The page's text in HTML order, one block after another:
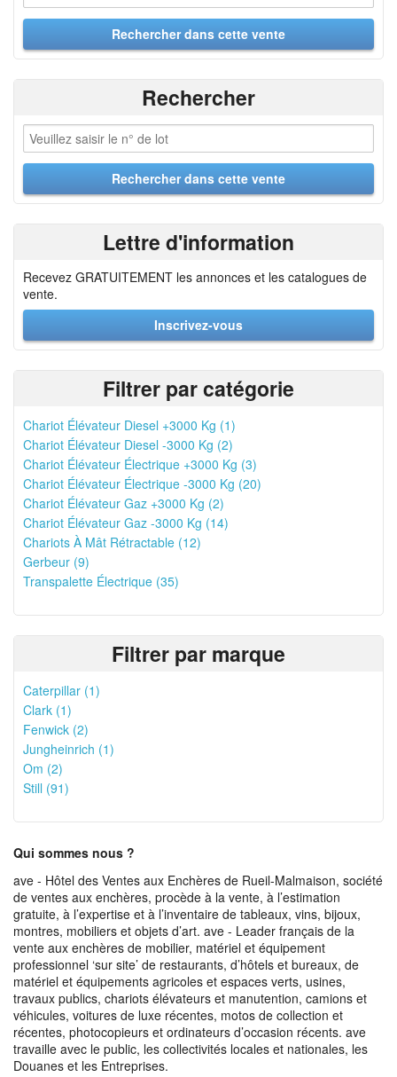
Rechercher
Lettre d'information
Recevez GRATUITEMENT les annonces et les catalogues de
vente.
Inscrivez-vous
Filtrer par catégorie
Chariot Élévateur Diesel +3000 Kg (1)
Chariot Élévateur Diesel -3000 Kg (2)
Chariot Élévateur Électrique +3000 Kg (3)
Chariot Élévateur Électrique -3000 Kg (20)
Chariot Élévateur Gaz +3000 Kg (2)
Chariot Élévateur Gaz -3000 Kg (14)
Chariots À Mât Rétractable (12)
Gerbeur (9)
Transpalette Électrique (35)
Filtrer par marque
Caterpillar (1)
Clark (1)
Fenwick (2)
Jungheinrich (1)
Om (2)
Still (91)
Qui sommes nous ?
ave - Hôtel des Ventes aux Enchères de Rueil-Malmaison, société
de ventes aux enchères, procède à la vente, à l’estimation
gratuite, à l’expertise et à l’inventaire de tableaux, vins, bijoux,
montres, mobiliers et objets d’art. ave - Leader français de la
vente aux enchères de mobilier, matériel et équipement
professionnel ‘sur site’ de restaurants, d’hôtels et bureaux, de
matériel et équipements agricoles et espaces verts, usines,
travaux publics, chariots élévateurs et manutention, camions et
véhicules, voitures de luxe récentes, motos de collection et
récentes, photocopieurs et ordinateurs d’occasion récents. ave
travaille avec le public, les collectivités locales et nationales, les
Douanes et les Entreprises.